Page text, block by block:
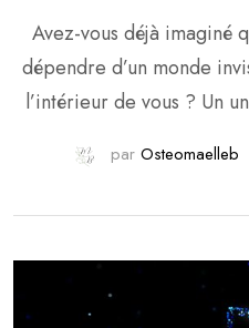
Avez-vous déjà imaginé
dépendre d’un monde
l’intérieur de vous ? Un
c’est votre
par Osteomaelleb